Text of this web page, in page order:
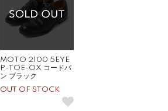
MOTO 2100 5EYE
P-TOE-OX コードバ
ン ブラック
OUT OF STOCK